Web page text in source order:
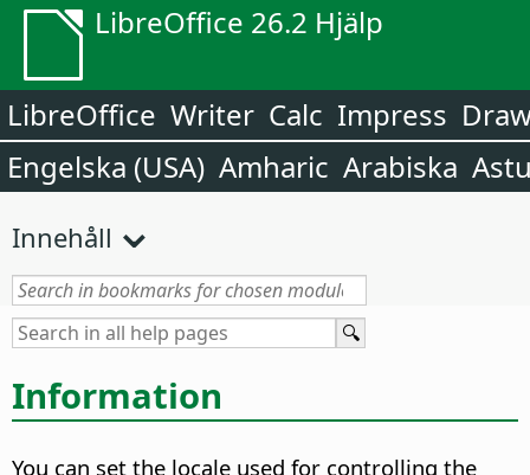
LibreOffice 26.2 Hjälp
LibreOffice Writer Calc Impress
Engelska (USA) Amharic Arabiska
Innehåll
Information
You can set the locale used for controlling the